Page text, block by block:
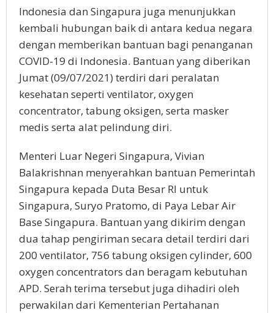
Indonesia dan Singapura juga menunjukkan
kembali hubungan baik di antara kedua negara
dengan memberikan bantuan bagi penanganan
COVID-19 di Indonesia. Bantuan yang diberikan
Jumat (09/07/2021) terdiri dari peralatan
kesehatan seperti ventilator, oxygen
concentrator, tabung oksigen, serta masker
medis serta alat pelindung diri.
Menteri Luar Negeri Singapura, Vivian
Balakrishnan menyerahkan bantuan Pemerintah
Singapura kepada Duta Besar RI untuk
Singapura, Suryo Pratomo, di Paya Lebar Air
Base Singapura. Bantuan yang dikirim dengan
dua tahap pengiriman secara detail terdiri dari
200 ventilator, 756 tabung oksigen cylinder, 600
oxygen concentrators dan beragam kebutuhan
APD. Serah terima tersebut juga dihadiri oleh
perwakilan dari Kementerian Pertahanan